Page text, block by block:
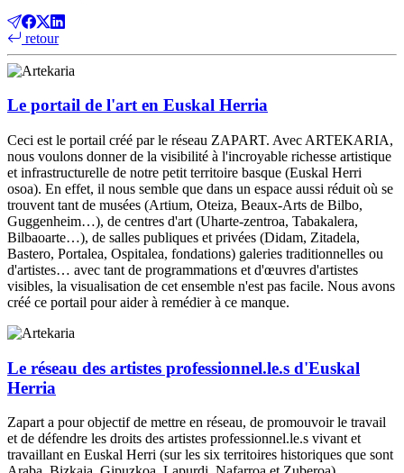
retour
Le portail de l'art en Euskal Herria
Ceci est le portail créé par le réseau ZAPART. Avec ARTEKARIA,
nous voulons donner de la visibilité à l'incroyable richesse artistique
et infrastructurelle de notre petit territoire basque (Euskal Herri
osoa). En effet, il nous semble que dans un espace aussi réduit où se
trouvent tant de musées (Artium, Oteiza, Beaux-Arts de Bilbo,
Guggenheim…), de centres d'art (Uharte-zentroa, Tabakalera,
Bilbaoarte…), de salles publiques et privées (Didam, Zitadela,
Bastero, Portalea, Ospitalea, fondations) galeries traditionnelles ou
d'artistes… avec tant de programmations et d'œuvres d'artistes
visibles, la visualisation de cet ensemble n'est pas facile. Nous avons
créé ce portail pour aider à remédier à ce manque.
Le réseau des artistes professionnel.le.s d'Euskal
Herria
Zapart a pour objectif de mettre en réseau, de promouvoir le travail
et de défendre les droits des artistes professionnel.le.s vivant et
travaillant en Euskal Herri (sur les six territoires historiques que sont